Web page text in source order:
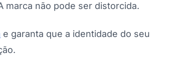
marca não pode ser distorcida.
e garanta que a identidade do seu